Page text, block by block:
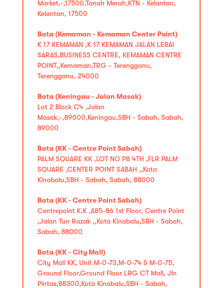
Market,-,17500,Tanah Merah,KTN - Kelantan,
Kelantan, 17500
Bata (Kemaman - Kemaman Center Point)
K 17 KEMAMAN ,K 17 KEMAMAN JALAN LEBAI
SARAS,BUSINESS CENTRE, KEMAMAN CENTRE
POINT,,Kemaman,TRG - Terengganu,
Terengganu, 24000
Bata (Keningau - Jalan Masak)
Lot 2 Block C4 ,Jalan
Masak,-,89000,Keningau,SBH - Sabah, Sabah,
89000
Bata (KK - Centre Point Sabah)
PALM SQUARE KK ,LOT NO P8 4TH ,FLR PALM
SQUARE ,CENTER POINT SABAH ,,Kota
Kinabalu,SBH - Sabah, Sabah, 88000
Bata (KK - Centre Point Sabah)
Centrepoint K.K ,A85-86 1st Floor, Centre Point
,Jalan Tun Razak ,,Kota Kinabalu,SBH - Sabah,
Sabah, 88000
Bata (KK - City Mall)
City Mall KK, Unit M-0-73,M-0-74 & M-0-75,
Ground Floor,Ground Floor LRG CT Mall, Jln
Pintas,88300,Kota Kinabalu,SBH - Sabah,